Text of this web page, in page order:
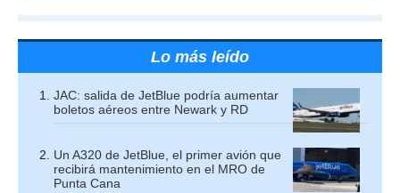
Lo más leído
JAC: salida de JetBlue podría aumentar
boletos aéreos entre Newark y RD
Un A320 de JetBlue, el primer avión que
recibirá mantenimiento en el MRO de
Punta Cana